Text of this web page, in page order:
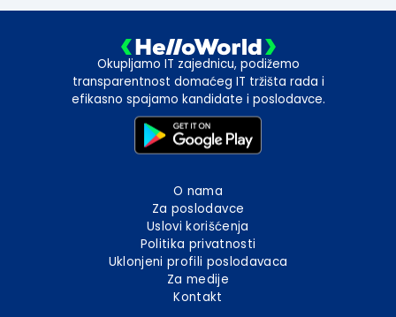
Okupljamo IT zajednicu, podižemo
transparentnost domaćeg IT tržišta rada i
efikasno spajamo kandidate i poslodavce.
O nama
Za poslodavce
Uslovi korišćenja
Politika privatnosti
Uklonjeni profili poslodavaca
Za medije
Kontakt